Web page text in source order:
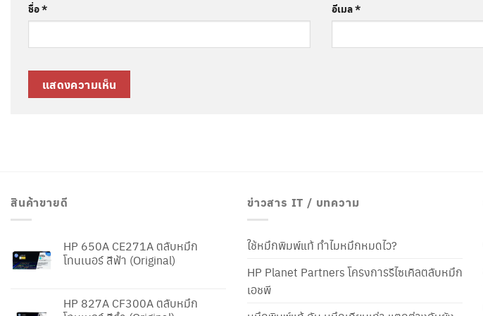
ชื่อ* อีเมล*
สินค้าขายดี
HP 650A CE271A ตลับหมึก
โทนเนอร์ สีฟ้า (Original)
HP 827A CF300A ตลับหมึก
ข่าวสาร IT / บทความ
ใช้หมึกพิมพ์แท้ ทำไมหมึกหมดไว?
HP Planet Partners โครงการรีไซเคิลตลับหมึก
เอชพี